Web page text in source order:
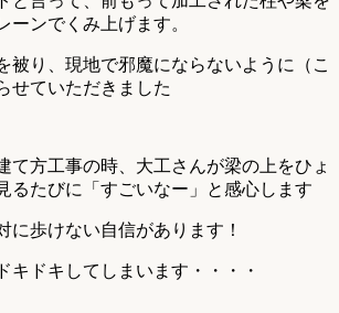
ーンでくみ上げます。
被り、現地で邪魔にならないように（こ
せていただきました
て方工事の時、大工さんが梁の上をひょ
るたびに「すごいなー」と感心します
に歩けない自信があります！
キドキしてしまいます・・・・